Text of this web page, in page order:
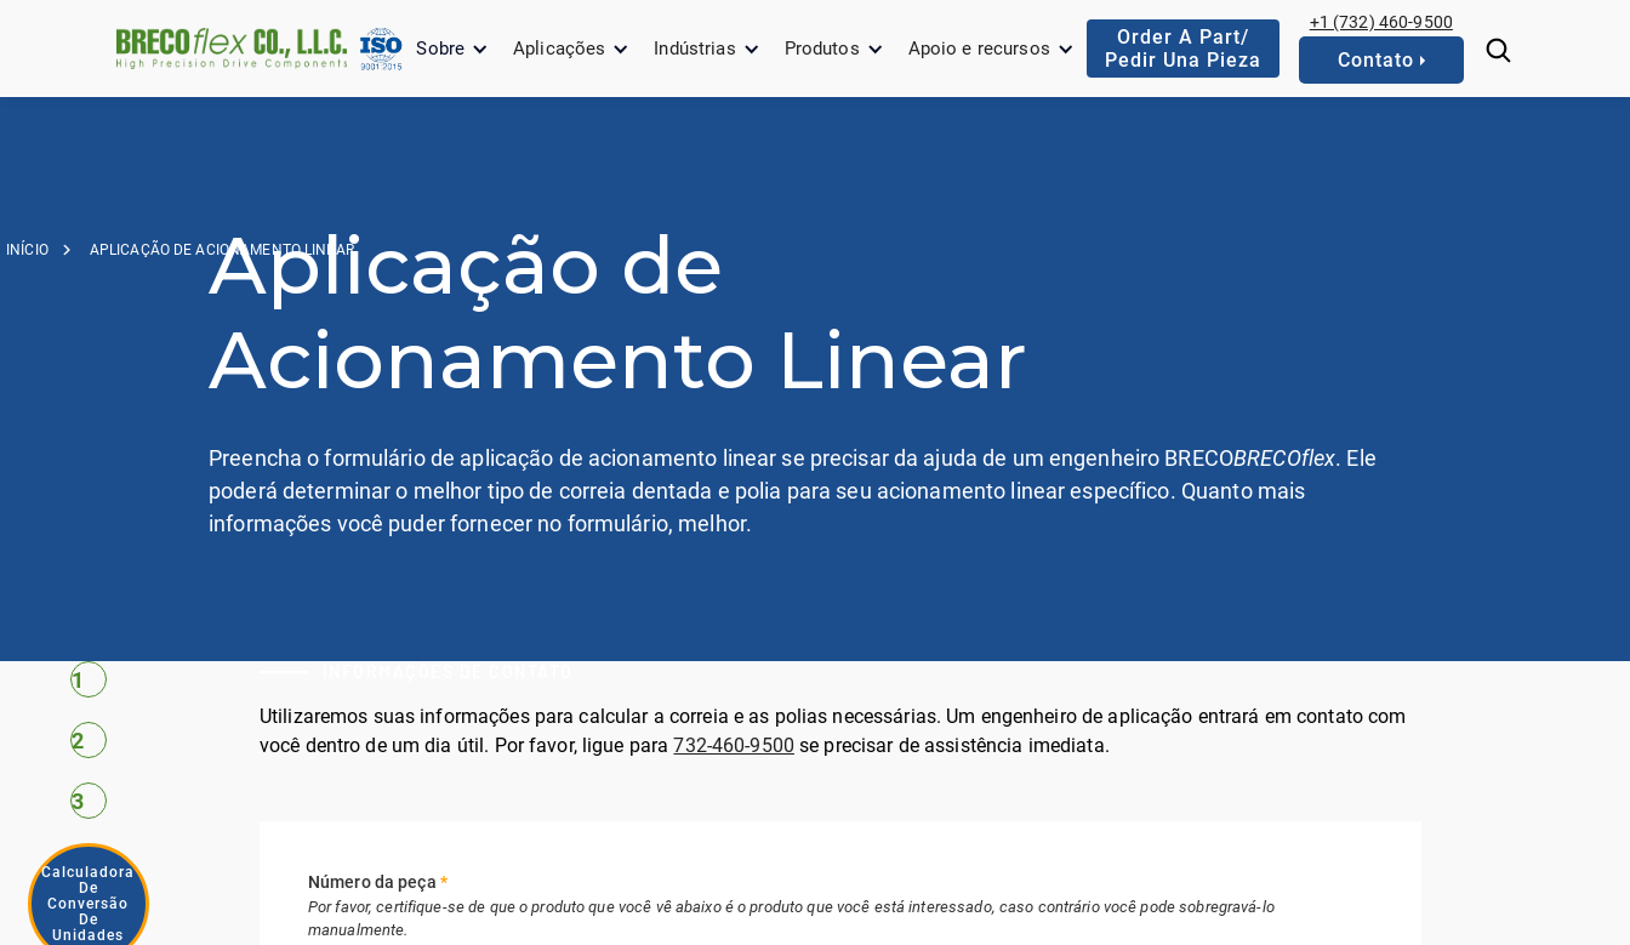
Sobre Aplicações Indústrias Produtos Apoio e recursos
Order A Part/
Pedir Una Pieza
+1 (732) 460-9500
Contato
INÍCIO APLICAÇÃO DE ACIONAMENTO LINEAR
Aplicação de
Acionamento Linear
Preencha o formulário de aplicação de acionamento linear se precisar da ajuda de um engenheiro BRECOBRECOflex. Ele
poderá determinar o melhor tipo de correia dentada e polia para seu acionamento linear específico. Quanto mais
informações você puder fornecer no formulário, melhor.
1
2
3
Calculadora
De
Conversão
De
Unidades
Utilizaremos suas informações para calcular a correia e as polias necessárias. Um engenheiro de aplicação entrará em contato com
você dentro de um dia útil. Por favor, ligue para732-460-9500 se precisar de assistência imediata.
Número da peça *
Por favor, certifique-se de que o produto que você vê abaixo é o produto que você está interessado, caso contrário você pode sobregravá-lo
manualmente.